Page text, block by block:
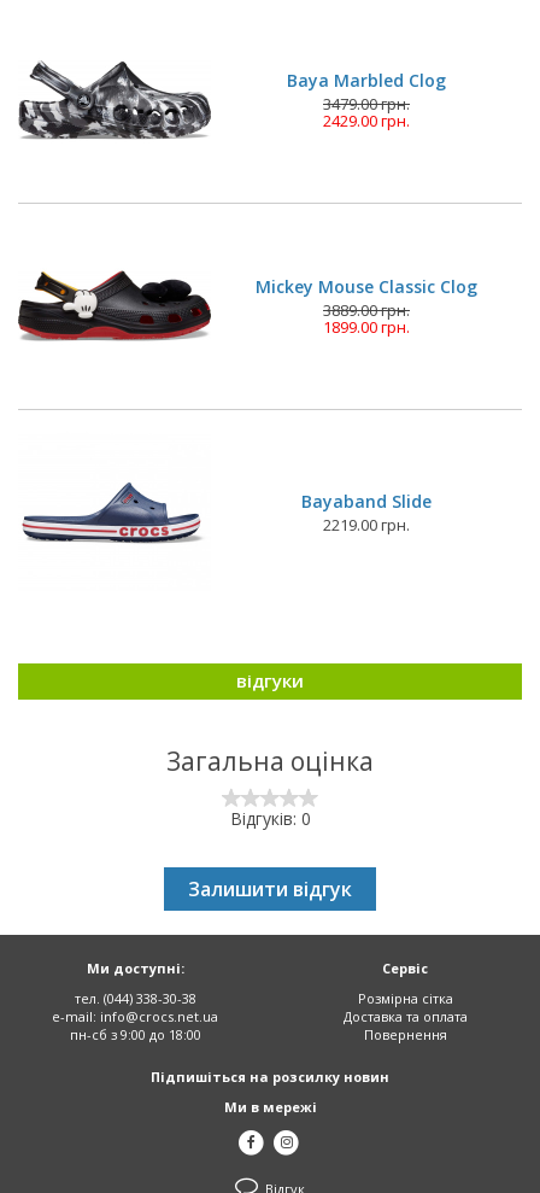
Baya Marbled Clog
3479.00 грн.
2429.00 грн.
Mickey Mouse Classic Clog
3889.00 грн.
1899.00 грн.
Bayaband Slide
2219.00 грн.
відгуки
Загальна оцінка
Відгуків: 0
Залишити відгук
Сервіс
Розмірна сітка
Доставка та оплата
Повернення
Ми доступні:
тел. (044) 338-30-38
e-mail: info@crocs.net.ua
пн-сб з 9:00 до 18:00
Підпишіться на розсилку новин
Ми в мережі
Відгук